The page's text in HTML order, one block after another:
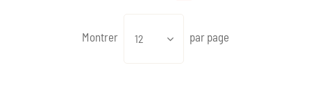
Montrer 12 par page